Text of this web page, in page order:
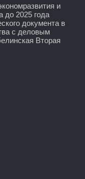
и
до 2025 года
документа в
с деловым
Вторая